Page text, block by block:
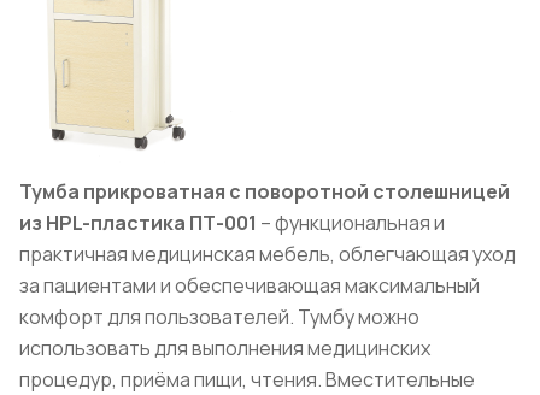
Тумба прикроватная с поворотной столешницей
из HPL-пластика ПТ-001 – функциональная и
практичная медицинская мебель, облегчающая уход
за пациентами и обеспечивающая максимальный
комфорт для пользователей. Тумбу можно
использовать для выполнения медицинских
процедур, приёма пищи, чтения. Вместительные